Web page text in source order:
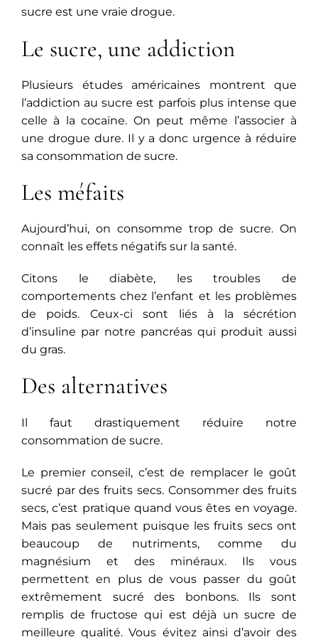
sucre est une vraie drogue.
Le sucre, une addiction
Plusieurs études américaines montrent que
l’addiction au sucre est parfois plus intense que
celle à la cocaïne. On peut même l’associer à
une drogue dure. Il y a donc urgence à réduire
sa consommation de sucre.
Les méfaits
Aujourd’hui, on consomme trop de sucre. On
connaît les effets négatifs sur la santé.
Citons le diabète, les troubles de
comportements chez l’enfant et les problèmes
de poids. Ceux-ci sont liés à la sécrétion
d’insuline par notre pancréas qui produit aussi
du gras.
Des alternatives
Il faut drastiquement réduire notre
consommation de sucre.
Le premier conseil, c’est de remplacer le goût
sucré par des fruits secs. Consommer des fruits
secs, c’est pratique quand vous êtes en voyage.
Mais pas seulement puisque les fruits secs ont
beaucoup de nutriments, comme du
magnésium et des minéraux. Ils vous
permettent en plus de vous passer du goût
extrêmement sucré des bonbons. Ils sont
remplis de fructose qui est déjà un sucre de
meilleure qualité. Vous évitez ainsi d’avoir des